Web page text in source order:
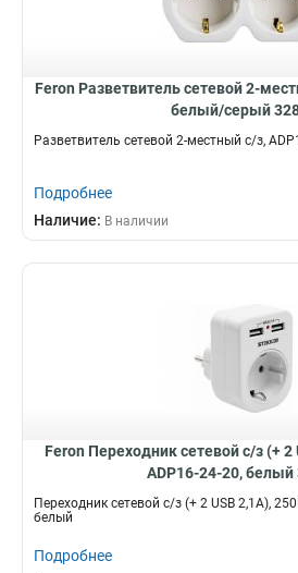
Feron Разветвитель сетевой 2-
белый/серый
Разветвитель сетевой 2-местный с/з,
Подробнее
Наличие: В наличии
Feron Переходник сетевой с/з (+ 2
ADP16-24-20, белый
Переходник сетевой с/з (+ 2 USB 2,1А),
белый
Подробнее